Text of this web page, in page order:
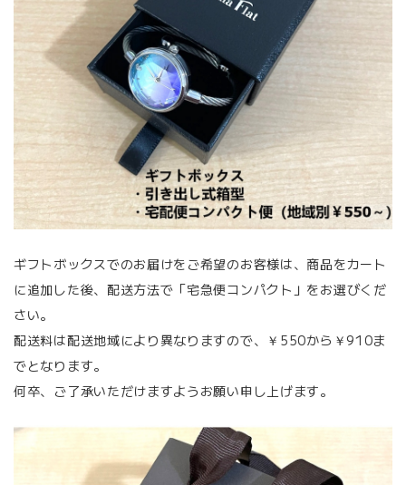
ギフトボックスでのお届けをご希望のお客様は、商品をカート
に追加した後、配送方法で「宅急便コンパクト」をお選びくだ
さい。
配送料は配送地域により異なりますので、￥550から￥910ま
でとなります。
何卒、ご了承いただけますようお願い申し上げます。